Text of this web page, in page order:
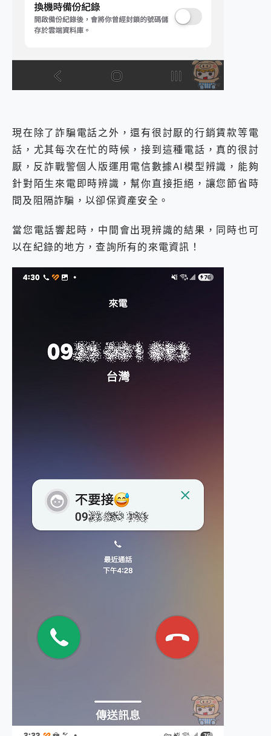
現在除了詐騙電話之外，還有很討厭的行銷賃款等電
話，尤其每次在忙的時候，接到這種電話，真的很討
厭，反詐戰警個人版運用電信數據AI模型辨識，能夠
針對陌生來電即時辨識，幫你直接拒絕，讓您節省時
間及阻隔詐騙，以卻保資產安全。
當您電話響起時，中間會出現辨識的結果，同時也可
以在紀錄的地方，查詢所有的來電資訊！